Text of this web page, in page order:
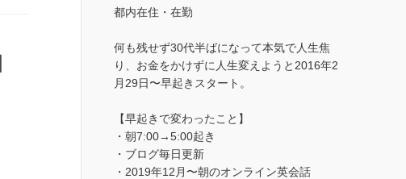
都内在住・在勤
何も残せず30代半ばになって本気で人生焦
り、お金をかけずに人生変えようと2016年2
月29日〜早起きスタート。
【早起きで変わったこと】
・朝7:00→5:00起き
・ブログ毎日更新
・2019年12月〜朝のオンライン英会話